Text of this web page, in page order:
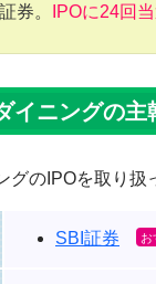
券。
IPOに24回
イニングの主
グのIPOを取り扱
SBI証券